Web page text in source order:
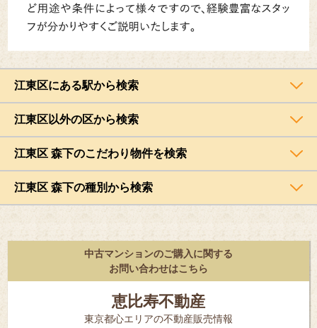
江東区にある駅から検索
江東区以外の区から検索
江東区 森下のこだわり物件を検索
江東区 森下の種別から検索
中古マンションのご購入に関する
お問い合わせはこちら
恵比寿不動産
東京都⼼エリアの不動産販売情報